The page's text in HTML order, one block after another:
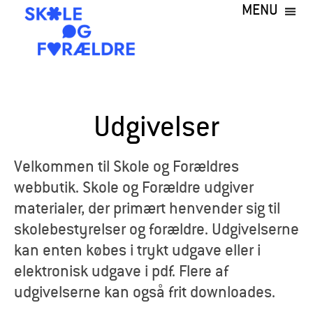
hovedindhold
l
e
o
g
F
MENU
Udgivelser
Velkommen til Skole og Forældres
webbutik. Skole og Forældre udgiver
materialer, der primært henvender sig til
skolebestyrelser og forældre. Udgivelserne
kan enten købes i trykt udgave eller i
elektronisk udgave i pdf. Flere af
udgivelserne kan også frit downloades.